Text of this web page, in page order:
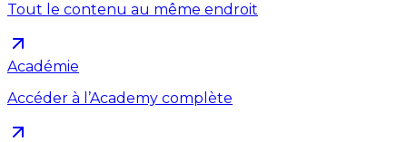
Tout le contenu au même endroit
Académie
Accéder à l’Academy complète